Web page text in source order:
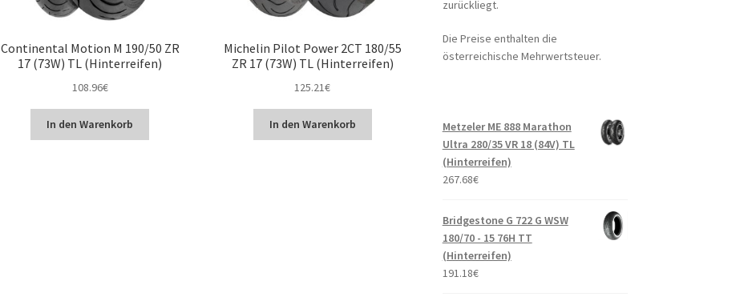
Continental Motion M 190/50 ZR
17 (73W) TL (Hinterreifen)
108.96€
In den Warenkorb
Michelin Pilot Power 2CT 180/55
ZR 17 (73W) TL (Hinterreifen)
125.21€
In den Warenkorb
zurückliegt.
Die Preise enthalten die
österreichische Mehrwertsteuer.
Metzeler ME 888 Marathon
Ultra 280/35 VR 18 (84V) TL
(Hinterreifen)
267.68€
Bridgestone G 722 G WSW
180/70 - 15 76H TT
(Hinterreifen)
191.18€